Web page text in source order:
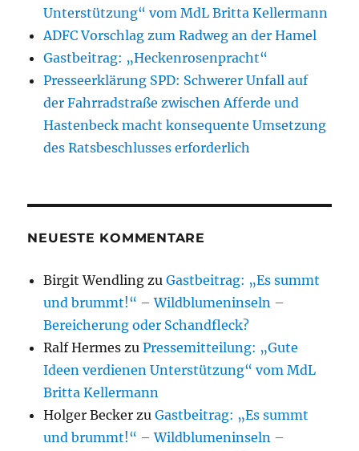
Unterstützung“ vom MdL Britta Kellermann
ADFC Vorschlag zum Radweg an der Hamel
Gastbeitrag: „Heckenrosenpracht“
Presseerklärung SPD: Schwerer Unfall auf
der Fahrradstraße zwischen Afferde und
Hastenbeck macht konsequente Umsetzung
des Ratsbeschlusses erforderlich
NEUESTE KOMMENTARE
Birgit Wendling zuGastbeitrag: „Es summt
und brummt!“ – Wildblumeninseln –
Bereicherung oder Schandfleck?
Ralf Hermes zuPressemitteilung: „Gute
Ideen verdienen Unterstützung“ vom MdL
Britta Kellermann
Holger Becker zuGastbeitrag: „Es summt
und brummt!“ – Wildblumeninseln –